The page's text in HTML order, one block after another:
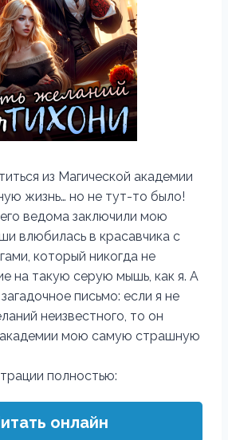
из Магической академии
жизнь… но не тут-то было!
ведома заключили мою
влюбилась в красавчика с
который никогда не
на такую серую мышь, как я. А
письмо: если я не
неизвестного, то он
мою самую страшную
полностью:
онлайн